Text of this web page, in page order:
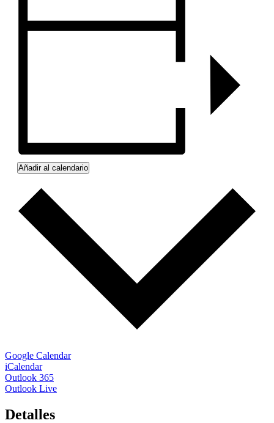
Añadir al calendario
Google Calendar
iCalendar
Outlook 365
Outlook Live
Detalles